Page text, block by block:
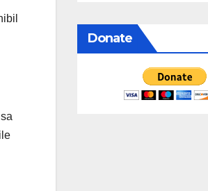
Donate